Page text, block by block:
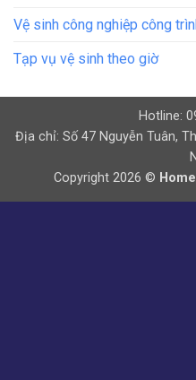
Vệ sinh công nghiệp công
Tạp vụ vệ sinh theo giờ
Hotline:
Địa chỉ: Số 47 Nguyễn Tuân,
Copyright 2026 ©